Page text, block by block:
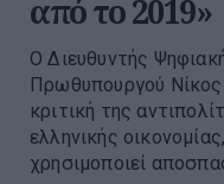
από το 2019»
Ο Διευθυντής
Πρωθυπουργού
κριτική της
ελληνικής
χρησιμοποιεί